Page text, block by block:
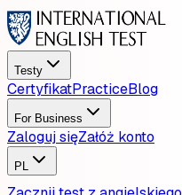
Testy
CertyfikatPracticeBlog
For Business
Zaloguj sięZałóż konto
PL